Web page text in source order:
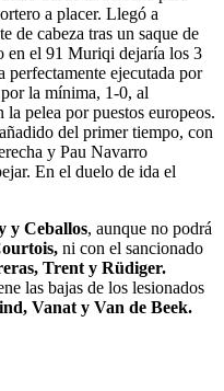
a placer. Llegó a
de cabeza tras un saque de
en el 91 Muriqi dejaría los 3
perfectamente ejecutada por
la mínima, 1-0, al
pelea por puestos europeos.
del primer tiempo, con
y Pau Navarro
En el duelo de ida el
y Ceballos, aunque no podrá
ni con el sancionado
Trent y Rüdiger.
las bajas de los lesionados
Vanat y Van de Beek.